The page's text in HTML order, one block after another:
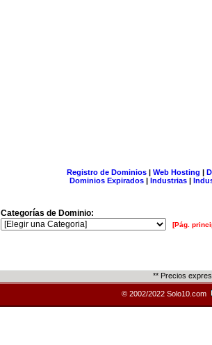
Registro de Dominios| Web Hosting |
Dominios Expirados | Industrias |
Categorías de Dominio:
[Pág.
** Precios
© 2002/2022 Solo10.com